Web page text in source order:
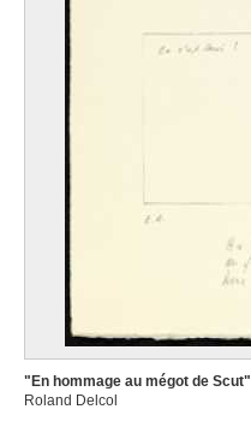
"En hommage au mégot de Scut"
Roland Delcol